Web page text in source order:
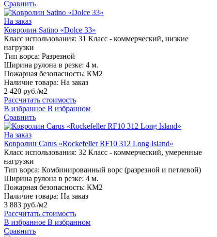
Сравнить
На заказ
Ковролин Satino «Dolce 33»
Класс использования: 31 Класс - коммерческий, низкие
нагрузки
Тип ворса: Разрезной
Ширина рулона в резке: 4 м.
Пожарная безопасность: КМ2
Наличие товара: На заказ
2 420 руб./м2
Рассчитать стоимость
В избранное В избранном
Сравнить
На заказ
Ковролин Carus «Rockefeller RF10 312 Long Island»
Класс использования: 32 Класс - коммерческий, умеренные
нагрузки
Тип ворса: Комбинированный ворс (разрезной и петлевой)
Ширина рулона в резке: 4 м.
Пожарная безопасность: КМ2
Наличие товара: На заказ
3 883 руб./м2
Рассчитать стоимость
В избранное В избранном
Сравнить